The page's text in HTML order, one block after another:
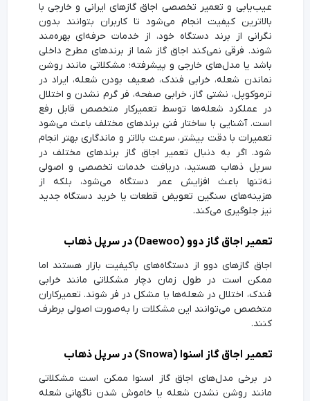
عیب‌یابی و تعمیر تخصصی اجاق گازهای ایرانی و خارجی با
بالاترین کیفیت انجام می‌شود تا کاربران بتوانند بدون
نگرانی از برند دستگاه خود، از خدمات حرفه‌ای بهره‌مند
شوند. فرقی نمی‌کند اجاق گاز شما از برندهای مطرح داخلی
باشد یا مدل‌های خارجی و پیشرفته؛ مشکلاتی مانند روشن
نماندن شعله، خرابی فندک، ضعیف بودن شعله، ایراد در
ترموکوپل، نشتی گاز، خرابی صفحه، فر گرم نشدن و اختلال
در عملکرد شعله‌ها توسط تعمیرکار متخصص قابل رفع
است. آشنایی با ساختار فنی برندهای مختلف باعث می‌شود
تعمیرات با دقت بیشتر، سرعت بالاتر و ماندگاری بهتر انجام
شود. اگر به دنبال تعمیر اجاق گاز برندهای مختلف در
سرپل ذهاب هستید، دریافت خدمات تخصصی و اصولی
نه‌تنها باعث افزایش عمر دستگاه می‌شود، بلکه از
هزینه‌های سنگین تعویض قطعات یا خرید دستگاه جدید
نیز جلوگیری می‌کند.
تعمیر اجاق گاز دوو (Daewoo) در سرپل ذهاب
اجاق گازهای دوو از دستگاه‌های باکیفیت بازار هستند اما
ممکن است در طول زمان دچار مشکلاتی مانند خرابی
فندک، اختلال در شعله‌ها یا مشکل در فر شوند. تعمیرکاران
متخصص می‌توانند این مشکلات را به‌صورت اصولی برطرف
کنند.
تعمیر اجاق گاز اسنوا (Snowa) در سرپل ذهاب
در برخی مدل‌های اجاق گاز اسنوا ممکن است مشکلاتی
مانند روشن نشدن شعله یا خاموش شدن ناگهانی شعله